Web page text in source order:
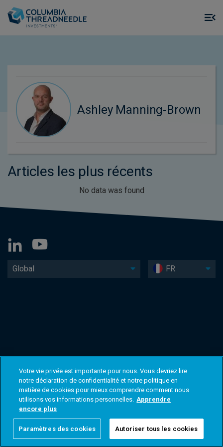
Ashley Manning-Brown
Articles les plus récents
No data was found
Global FR
Votre vie privée est importante pour nous. Vous devriez lire
notre déclaration de confidentialité et notre politique en
matière de cookies pour mieux comprendre comment nous
utilisons vos informations personnelles. Apprendre
encore plus
Paramètres des cookies Autoriser tous les cookies